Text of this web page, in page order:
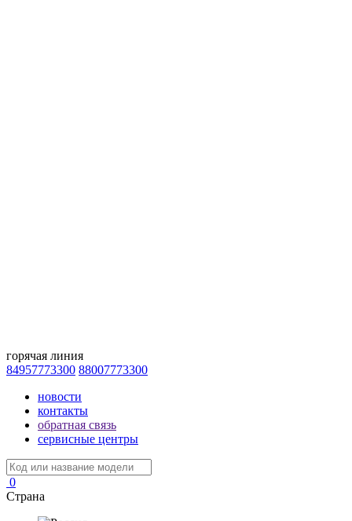
горячая линия
84957773300 88007773300
новости
контакты
обратная связь
сервисные центры
0
Страна